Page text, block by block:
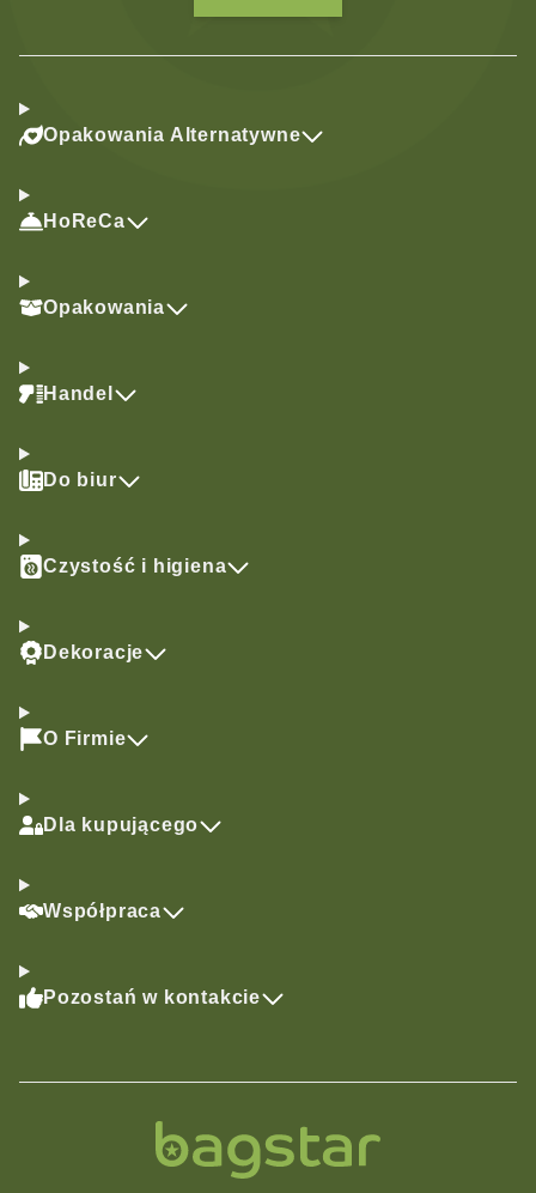
Opakowania Alternatywne
HoReCa
Opakowania
Handel
Do biur
Czystość i higiena
Dekoracje
O Firmie
Dla kupującego
Współpraca
Pozostań w kontakcie